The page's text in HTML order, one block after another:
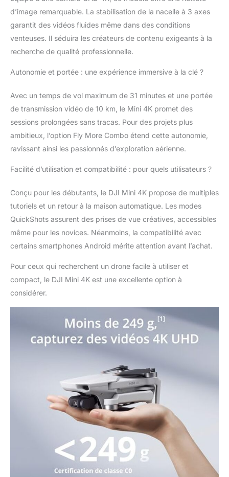
permettent un
décollage à des
4 000 mètres. En outre,
la portée de
atteindre jusqu’à 10
continue grâce à une
autonomie prolongée -
Choisissez parmi trois
packs : une batterie (31
min), deux batteries
(62 min) ou trois
Dites adieu à l’anxiété
d’utilisation et sûr - DJI
Mini 4K prend en
décollage/atterrissage
en un clic, le retour au
point de départ (RTH)
le vol stationnaire
stable et un pilotage
ressources
d’apprentissage
supplémentaires
intégrées à l’application
rapide du vol. Boostez
votre créativité avec
des QuickShots
intelligents - En
quelques clics, Mini 4K
réalise
automatiquement des
vidéos de niveau
professionnel grâce
aux modes Spirale,
Dronie, Fusée, Cercle
d’image remarquable. La stabilisation de la nacelle à 3 axes
garantit des vidéos fluides même dans des conditions
venteuses. Il séduira les créateurs de contenu exigeants à la
recherche de qualité professionnelle.
Autonomie et portée : une expérience immersive à la clé ?
Avec un temps de vol maximum de 31 minutes et une portée
de transmission vidéo de 10 km, le Mini 4K promet des
sessions prolongées sans tracas. Pour des projets plus
ambitieux, l’option Fly More Combo étend cette autonomie,
ravissant ainsi les passionnés d’exploration aérienne.
Facilité d’utilisation et compatibilité : pour quels utilisateurs ?
Conçu pour les débutants, le DJI Mini 4K propose de multiples
tutoriels et un retour à la maison automatique. Les modes
QuickShots assurent des prises de vue créatives, accessibles
même pour les novices. Néanmoins, la compatibilité avec
certains smartphones Android mérite attention avant l’achat.
Pour ceux qui recherchent un drone facile à utiliser et
compact, le DJI Mini 4K est une excellente option à
considérer.